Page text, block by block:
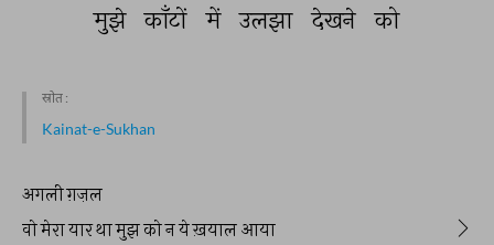
मुझे काँटों में उलझा देखने को
स्रोत :
Kainat-e-Sukhan
अगली ग़ज़ल
वो मेरा यार था मुझ को न ये ख़याल आया